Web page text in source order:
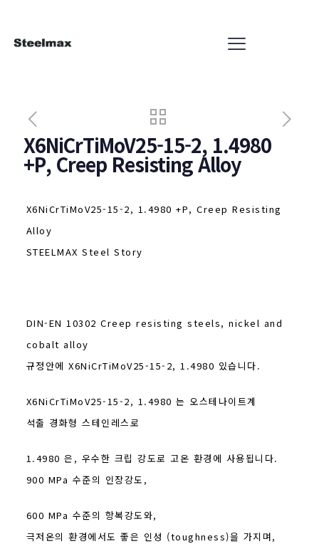
X6NiCrTiMoV25-15-2, 1.4980
+P, Creep Resisting Alloy
X6NiCrTiMoV25-15-2, 1.4980 +P, Creep Resisting
Alloy
STEELMAX Steel Story
DIN-EN 10302 Creep resisting steels, nickel and
cobalt alloy
규정안에 X6NiCrTiMoV25-15-2, 1.4980 있습니다.
X6NiCrTiMoV25-15-2, 1.4980 는 오스테나이트계
석출 경화형 스테인레스로
1.4980 은, 우수한 크립 강도로 고온 환경에 사용됩니다.
900 MPa 수준의 인장강도,
600 MPa 수준의 항복강도와,
극저온의 환경에서도 좋은 인성 (toughness)을 가지며,